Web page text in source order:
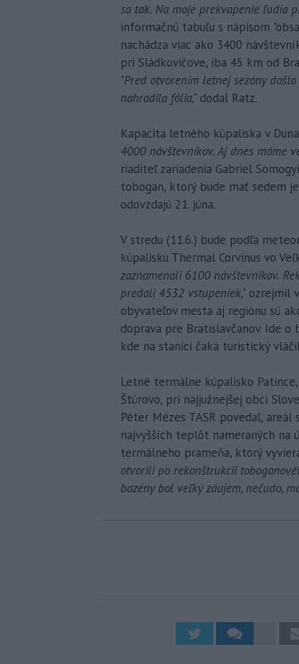
sa tak. Na moje prekvapenie ľudia
informačnú tabuľu s nápisom
nachádza viac ako 3400
pri Sládkovičove, iba 45 km od
"Pred otvorením letnej sezóny
nahradila fólia," dodal Ratz.
Kapacita letného kúpaliska v
4000 návštevníkov. Aj dnes máme
riaditeľ zariadenia Gabriel
tobogan, ktorý bude mať sedem
odovzdajú 21. júna.
V stredu (11.6.) bude podľa
kúpalisku Thermal Corvinus vo
zaznamenali 6100 návštevníkov.
predali 4532 vstupeniek," ozrejmil
obyvateľov mesta aj regiónu sú
doprava pre Bratislavčanov. Ide
kde na stanici čaká turistický
Letné termálne kúpalisko
Štúrovo, pri najjužnejšej obci
Péter Mézes TASR povedal,
najvyšších teplôt nameraných na
termálneho prameňa, ktorý
otvorili po rekonštrukcii
bazény bol veľký záujem, nečudo,